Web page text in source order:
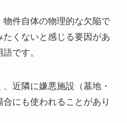
物件自体の物理的な欠陥で
くないと感じる要因があ
です。
近隣に嫌悪施設（墓地・
にも使われることがあり